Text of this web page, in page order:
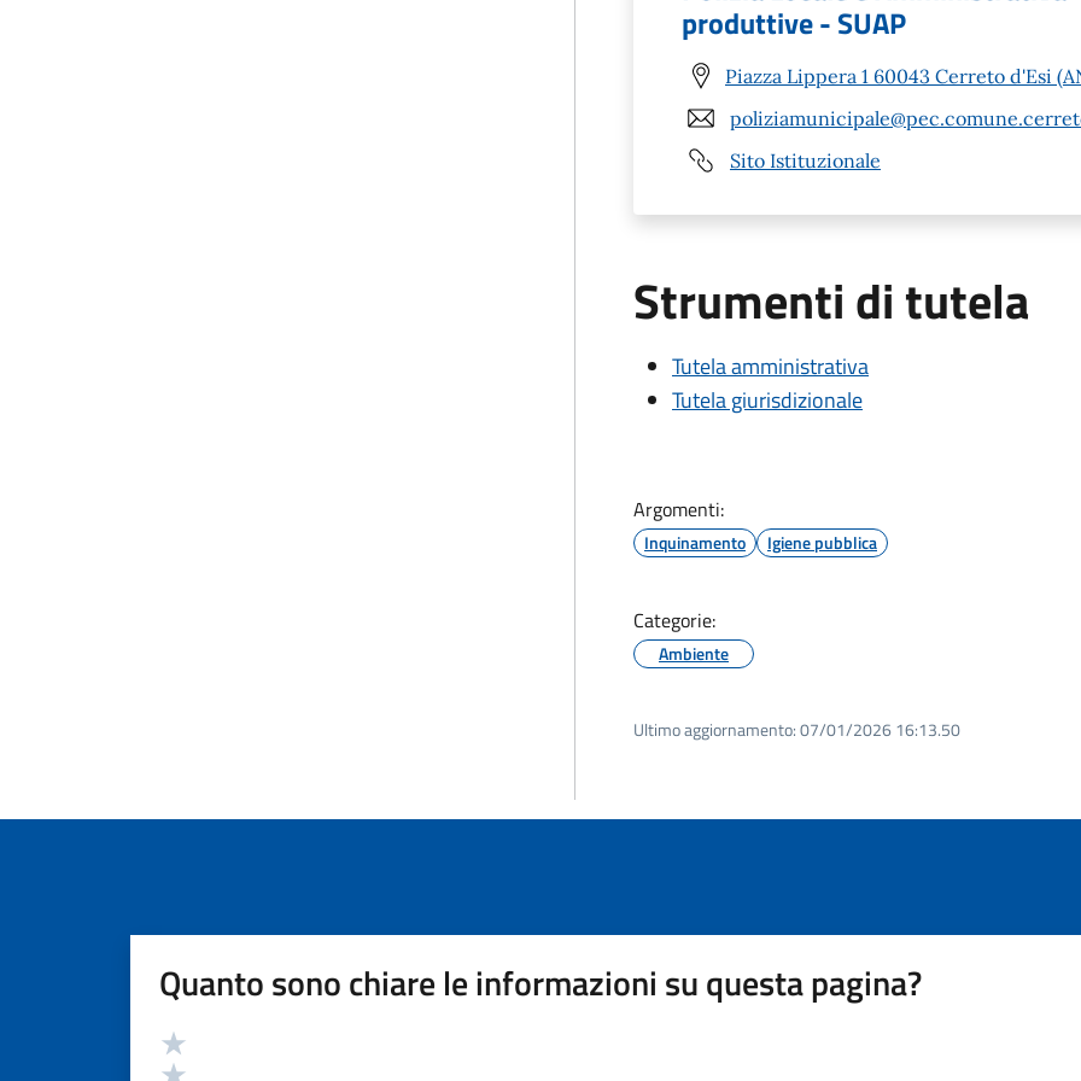
produttive - SUAP
Piazza Lippera 1 60043 Cerreto d'Esi
Sito Istituzionale
Strumenti di tutela
Tutela amministrativa
Tutela giurisdizionale
Argomenti:
Inquinamento Igiene pubblica
Categorie:
Ambiente
Ultimo aggiornamento:07/01/2026 16:13.50
Quanto sono chiare le informazioni su questa pagina?
Valutazione